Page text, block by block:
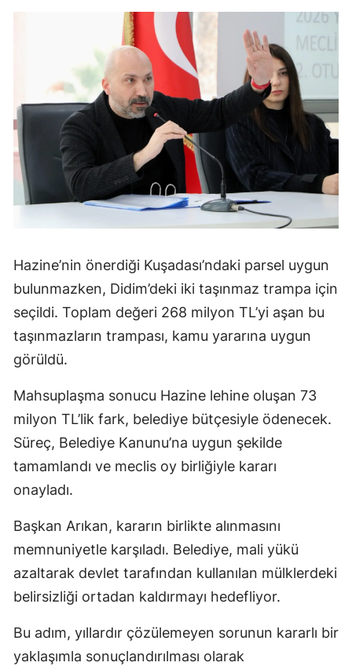
Hazine’nin önerdiği Kuşadası’ndaki parsel uygun
bulunmazken, Didim’deki iki taşınmaz trampa için
seçildi. Toplam değeri 268 milyon TL’yi aşan bu
taşınmazların trampası, kamu yararına uygun
görüldü.
Mahsuplaşma sonucu Hazine lehine oluşan 73
milyon TL’lik fark, belediye bütçesiyle ödenecek.
Süreç, Belediye Kanunu’na uygun şekilde
tamamlandı ve meclis oy birliğiyle kararı
onayladı.
Başkan Arıkan, kararın birlikte alınmasını
memnuniyetle karşıladı. Belediye, mali yükü
azaltarak devlet tarafından kullanılan mülklerdeki
belirsizliği ortadan kaldırmayı hedefliyor.
Bu adım, yıllardır çözülemeyen sorunun kararlı bir
yaklaşımla sonuçlandırılması olarak